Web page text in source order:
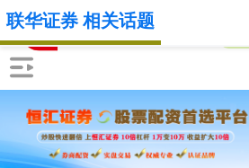
联华证券 相关话题